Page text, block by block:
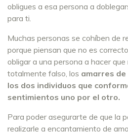
obligues a esa persona a
para ti.
Muchas personas se cohíben de
porque piensan que no es
obligar a una persona a hacer
totalmente falso, los amarres
los dos individuos que
sentimientos uno por el otro.
Para poder asegurarte de que la
realizarle a encantamiento de